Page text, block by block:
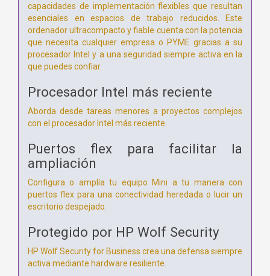
capacidades de implementación flexibles que resultan
esenciales en espacios de trabajo reducidos. Este
ordenador ultracompacto y fiable cuenta con la potencia
que necesita cualquier empresa o PYME gracias a su
procesador Intel y a una seguridad siempre activa en la
que puedes confiar.
Procesador Intel más reciente
Aborda desde tareas menores a proyectos complejos
con el procesador Intel más reciente.
Puertos flex para facilitar la
ampliación
Configura o amplía tu equipo Mini a tu manera con
puertos flex para una conectividad heredada o lucir un
escritorio despejado.
Protegido por HP Wolf Security
HP Wolf Security for Business crea una defensa siempre
activa mediante hardware resiliente.